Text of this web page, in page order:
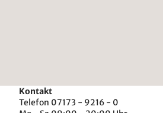
Kontakt
Telefon 07173 - 9216 - 0